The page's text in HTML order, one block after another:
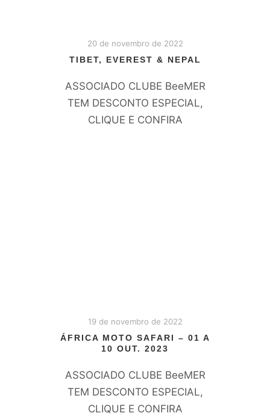
20 de novembro de 2022
TIBET, EVEREST & NEPAL
ASSOCIADO CLUBE BeeMER
TEM DESCONTO ESPECIAL,
CLIQUE E CONFIRA
19 de novembro de 2022
ÁFRICA MOTO SAFARI – 01 A
10 OUT. 2023
ASSOCIADO CLUBE BeeMER
TEM DESCONTO ESPECIAL,
CLIQUE E CONFIRA